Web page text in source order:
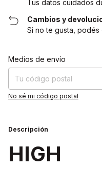
Tus datos cuidados
Cambios y
Si no te gusta,
Entregas para el CP:
Medios de envío
No sé mi código postal
Descripción
HIGH